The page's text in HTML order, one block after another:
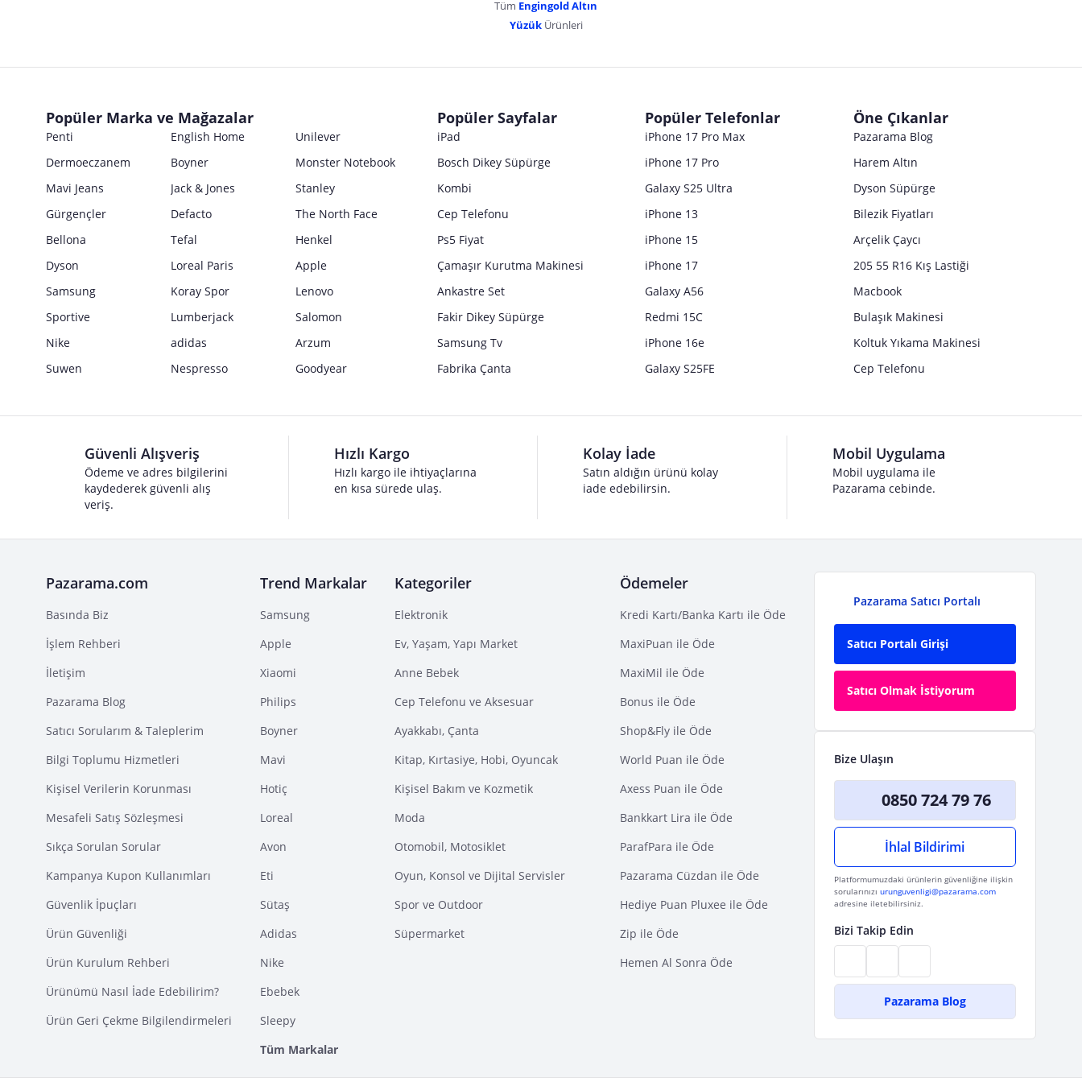
Tüm Engingold Altın
YüzükÜrünleri
Popüler Marka ve Mağazalar
Penti English Home
Unilever
Dermoeczanem
Boyner
Monster Notebook
Mavi Jeans
Jack & Jones
Stanley
Gürgençler
Defacto
The North Face
Bellona
Tefal
Henkel
Dyson
Loreal Paris
Apple
Samsung
Koray Spor
Lenovo
Sportive
Lumberjack
Salomon
Nike
adidas
Arzum
Suwen
Nespresso Goodyear
Popüler Sayfalar
iPad
Bosch Dikey Süpürge
Kombi
Cep Telefonu
Ps5 Fiyat
Çamaşır Kurutma Makinesi
Ankastre Set
Fakir Dikey Süpürge
Samsung Tv
Fabrika Çanta
Popüler Telefonlar
iPhone 17 Pro Max
iPhone 17 Pro
Galaxy S25 Ultra
iPhone 13
iPhone 15
iPhone 17
Galaxy A56
Redmi 15C
iPhone 16e
Galaxy S25FE
Öne Çıkanlar
Pazarama Blog
Harem Altın
Dyson Süpürge
Bilezik Fiyatları
Arçelik Çaycı
205 55 R16 Kış Lastiği
Macbook
Bulaşık Makinesi
Koltuk Yıkama Makinesi
Cep Telefonu
Güvenli Alışveriş
Ödeme ve adres bilgilerini
kaydederek güvenli alış
veriş.
Hızlı Kargo
Hızlı kargo ile ihtiyaçlarına
en kısa sürede ulaş.
Kolay İade
Satın aldığın ürünü kolay
iade edebilirsin.
Mobil Uygulama
Mobil uygulama ile
Pazarama cebinde.
Pazarama.com
Basında Biz
İşlem Rehberi
İletişim
Pazarama Blog
Satıcı Sorularım & Taleplerim
Bilgi Toplumu Hizmetleri
Kişisel Verilerin Korunması
Mesafeli Satış Sözleşmesi
Sıkça Sorulan Sorular
Kampanya Kupon Kullanımları
Güvenlik İpuçları
Ürün Güvenliği
Ürün Kurulum Rehberi
Ürünümü Nasıl İade Edebilirim?
Ürün Geri Çekme Bilgilendirmeleri
Trend Markalar
Samsung
Apple
Xiaomi
Philips
Boyner
Mavi
Hotiç
Loreal
Avon
Eti
Sütaş
Adidas
Nike
Ebebek
Sleepy
Tüm Markalar
Kategoriler
Elektronik
Ev, Yaşam, Yapı Market
Anne Bebek
Cep Telefonu ve Aksesuar
Ayakkabı, Çanta
Kitap, Kırtasiye, Hobi, Oyuncak
Kişisel Bakım ve Kozmetik
Moda
Otomobil, Motosiklet
Oyun, Konsol ve Dijital Servisler
Spor ve Outdoor
Süpermarket
Ödemeler
Kredi Kartı/Banka Kartı ile Öde
MaxiPuan ile Öde
MaxiMil ile Öde
Bonus ile Öde
Shop&Fly ile Öde
World Puan ile Öde
Axess Puan ile Öde
Bankkart Lira ile Öde
ParafPara ile Öde
Pazarama Cüzdan ile Öde
Hediye Puan Pluxee ile Öde
Zip ile Öde
Hemen Al Sonra Öde
Pazarama Satıcı Portalı
Satıcı Portalı Girişi
Satıcı Olmak İstiyorum
Bize Ulaşın
0850 724 79 76
İhlal Bildirimi
Platformumuzdaki ürünlerin güvenliğine ilişkin
sorularınızı urunguvenligi@pazarama.com
adresine iletebilirsiniz.
Bizi Takip Edin
Pazarama Blog